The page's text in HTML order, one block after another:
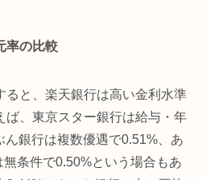
率の比較
ると、楽天銀行は高い金利水準
ば、東京スター銀行は給与・年
銀行は複数優遇で0.51%、あ
条件で0.50%という場合もあ